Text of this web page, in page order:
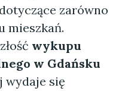
zarówno
mieszkań.
wykupu
w Gdańsku
wydaje się